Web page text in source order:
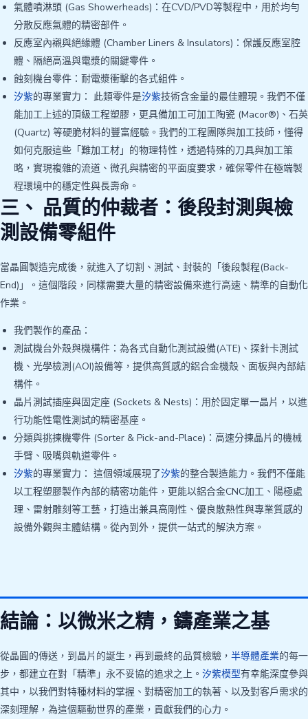
氣體噴淋頭 (Gas Showerheads)：在CVD/PVD等製程中，用於均勻
分散反應氣體的精密部件。
反應室內襯與絕緣體 (Chamber Liners & Insulators)：保護反應室腔
體、隔絕高溫與電漿的關鍵零件。
蝕刻機台零件：耐電漿衝擊的各式組件。
汐紫的專業實力： 此類零件是汐紫技術含金量的最佳體現。我們不僅
能加工上述的頂級工程塑膠，更具備加工可加工陶瓷 (Macor®)、石英
(Quartz) 等硬脆材料的豐富經驗。我們的工程團隊與加工技師，懂得
如何克服這些「難加工材」的物理特性，透過特殊的刀具與加工策
略，實現複雜的流道、微孔與精密的平面度要求，確保零件在極端製
程環境中的穩定性與長壽命。
三、 品質的仲裁者：後段封測與檢
測設備零組件
當晶圓製造完成後，就進入了切割、測試、封裝的「後段製程(Back-
End)」。這個階段，同樣需要大量的精密設備來進行高速、精準的自動化
作業。
我們製作的產品：
測試機台外殼與機構件：為各式自動化測試設備(ATE)、探針卡測試
機、光學檢測(AOI)設備等，提供高質感的鋁合金機殼、面板與內部結
構件。
晶片測試插座與固定座 (Sockets & Nests)：用於固定單一晶片，以進
行功能性電性測試的精密基座。
分類與挑揀機零件 (Sorter & Pick-and-Place)：高速分揀晶片的機械
手臂、吸嘴與軌道零件。
汐紫的專業實力： 這個領域展現了汐紫的整合製造能力。我們不僅能
以工程塑膠製作內部的精密功能件，更能以鋁合金CNC加工、陽極處
理、雷射雕刻等工藝，打造出兼具高剛性、優良散熱性與專業質感的
設備外觀與主體結構。從內到外，提供一站式的解決方案。
結論：以微米之精，鑄產業之基
從晶圓的傳送，到晶片的誕生，再到最終的品質檢驗， 半導體產業的每一
步，都建立在對「精準」永不妥協的追求之上。 汐紫模型有幸能深度參與
其中，以我們對特種材料的掌握、對精密加工的執著、以及對客戶需求的
深刻理解，為這個驅動世界的產業，貢獻我們的心力。